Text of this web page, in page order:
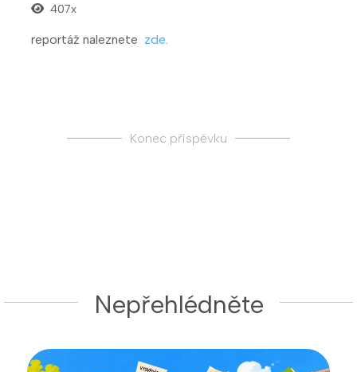
407x
reportáž naleznete zde
Konec příspěvku
Nepřehlédněte